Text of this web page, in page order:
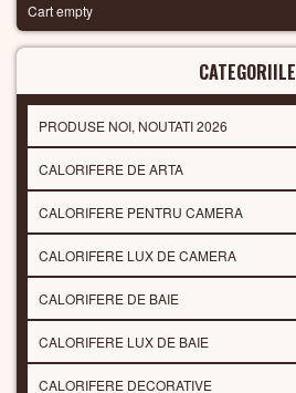
Cart empty
CATEGORIILE
PRODUSE NOI, NOUTATI 2026
CALORIFERE DE ARTA
CALORIFERE PENTRU CAMERA
CALORIFERE LUX DE CAMERA
CALORIFERE DE BAIE
CALORIFERE LUX DE BAIE
CALORIFERE DECORATIVE